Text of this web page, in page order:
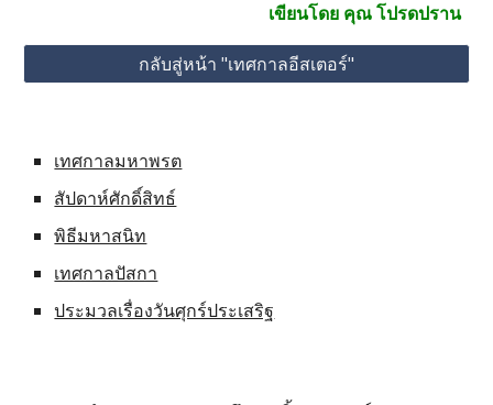
เขียนโดย คุณ โปรดปราน
กลับสู่หน้า "เทศกาลอีสเตอร์"
เทศกาลมหาพรต
สัปดาห์ศักดิ์สิทธ์
พิธีมหาสนิท
เทศกาลปัสกา
ประมวลเรื่องวันศุกร์ประเสริฐ